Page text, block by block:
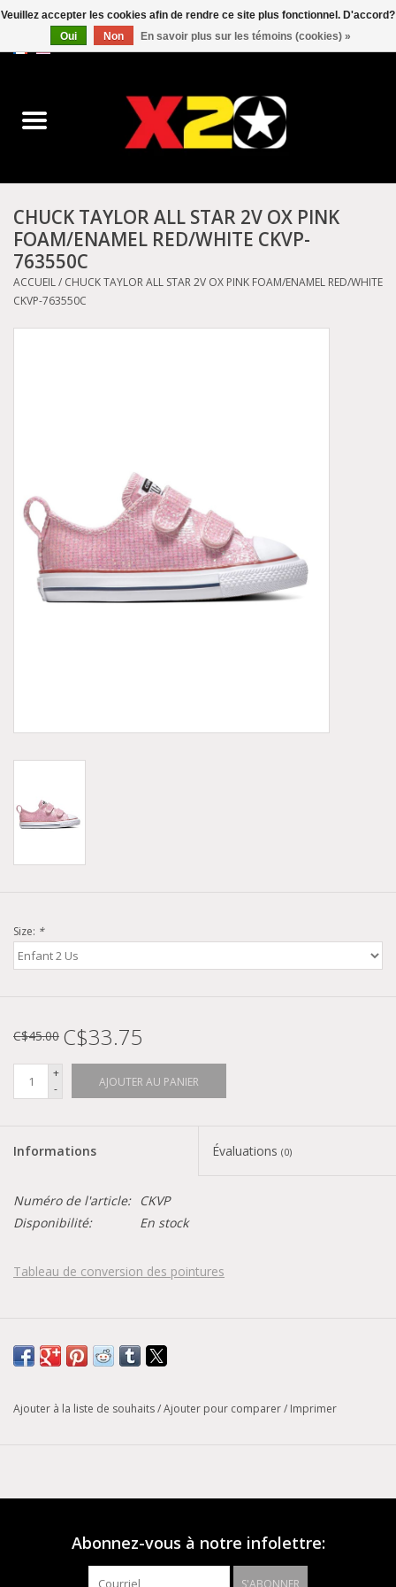
0 Articles - C$0.00
Converse
Kickers
Birkenstock
Vans
Autres marques
Vêtements
CHUCK TAYLOR ALL STAR 2V OX PINK
FOAM/ENAMEL RED/WHITE CKVP-
763550C
ACCUEIL/ CHUCK TAYLOR ALL STAR 2V OX PINK FOAM/ENAMEL RED/WHITE
CKVP-763550C
Size: *
C$45.00 C$33.75
+
-
AJOUTER AU PANIER
Informations Évaluations (0)
Numéro de l'article:
CKVP
Disponibilité:
En stock
Tableau de conversion des pointures
Ajouter à la liste de souhaits/Ajouter pour comparer/ Imprimer
Abonnez-vous à notre infolettre:
Veuillez accepter les cookies afin de rendre ce site plus fonctionnel. D'accord?
Oui
Non En savoir plus sur les témoins (cookies) »